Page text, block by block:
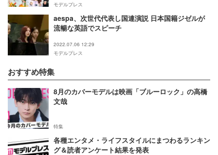
モデルプレス
aespa、次世代代表し国連演説 日本国籍ジゼルが
流暢な英語でスピーチ
2022.07.06 12:29
モデルプレス
おすすめ特集
8月のカバーモデルは映画「ブルーロック」の高橋
文哉
特集
各種エンタメ・ライフスタイルにまつわるランキン
グ＆読者アンケート結果を発表